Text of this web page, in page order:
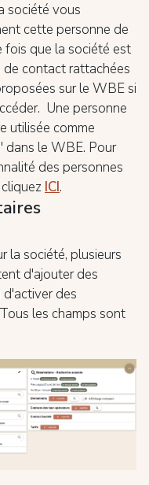
société vous
cette personne de
fois que la société est
de contact rattachées
sur le WBE si
Une personne
utilisée comme
dans le WBE. Pour
des personnes
ICI.
la société, plusieurs
d'ajouter des
des
les champs sont